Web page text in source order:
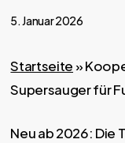
5. Januar 2026
Startseite»
Supersauger für
Neu ab 2026: Die